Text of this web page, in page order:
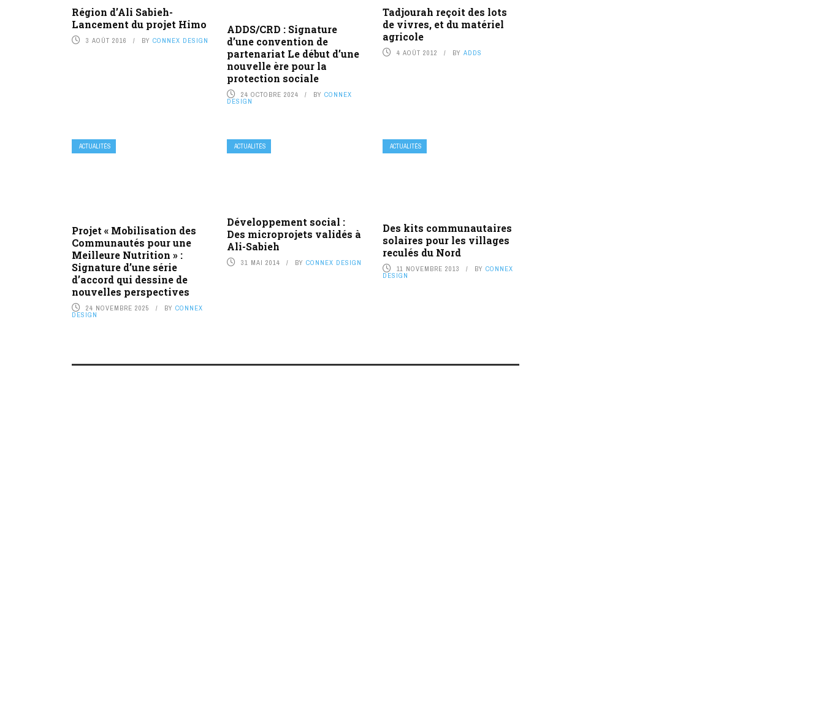
Région d’Ali Sabieh-
Lancement du projet Himo
3 AOÛT 2016 BY CONNEX DESIGN
ADDS/CRD : Signature
d’une convention de
partenariat Le début d’une
nouvelle ère pour la
protection sociale
24 OCTOBRE 2024 BYCONNEX
DESIGN
Tadjourah reçoit des lots
de vivres, et du matériel
agricole
4 AOÛT 2012 BY ADDS
ACTUALITÉS
Projet « Mobilisation des
Communautés pour une
Meilleure Nutrition » :
Signature d’une série
d’accord qui dessine de
nouvelles perspectives
24 NOVEMBRE 2025 BY CONNEX
DESIGN
ACTUALITÉS
Développement social :
Des microprojets validés à
Ali-Sabieh
31 MAI 2014 BYCONNEX DESIGN
ACTUALITÉS
Des kits communautaires
solaires pour les villages
reculés du Nord
11 NOVEMBRE 2013 BY CONNEX
DESIGN